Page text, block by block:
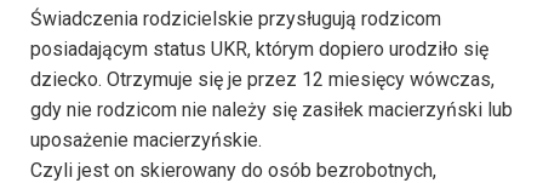
Świadczenia rodzicielskie przysługują rodzicom
posiadającym status UKR, którym dopiero urodziło się
dziecko. Otrzymuje się je przez 12 miesięcy wówczas,
gdy nie rodzicom nie należy się zasiłek macierzyński lub
uposażenie macierzyńskie.
Czyli jest on skierowany do osób bezrobotnych,